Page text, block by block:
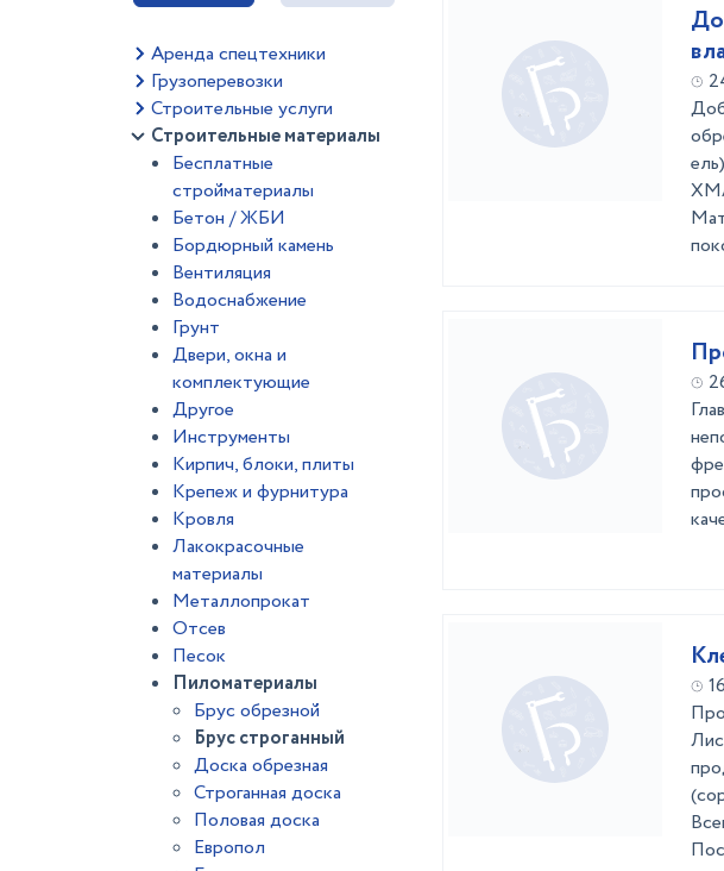
Аренда спецтехники
Грузоперевозки
Строительные услуги
Строительные материалы
Бесплатные
стройматериалы
Бетон / ЖБИ
Бордюрный камень
Вентиляция
Водоснабжение
Грунт
Двери, окна и
комплектующие
Другое
Инструменты
Кирпич, блоки, плиты
Крепеж и фурнитура
Кровля
Лакокрасочные
материалы
Металлопрокат
Отсев
Песок
Пиломатериалы
Брус обрезной
Брус строганный
Доска обрезная
Строганная доска
Половая доска
Европол